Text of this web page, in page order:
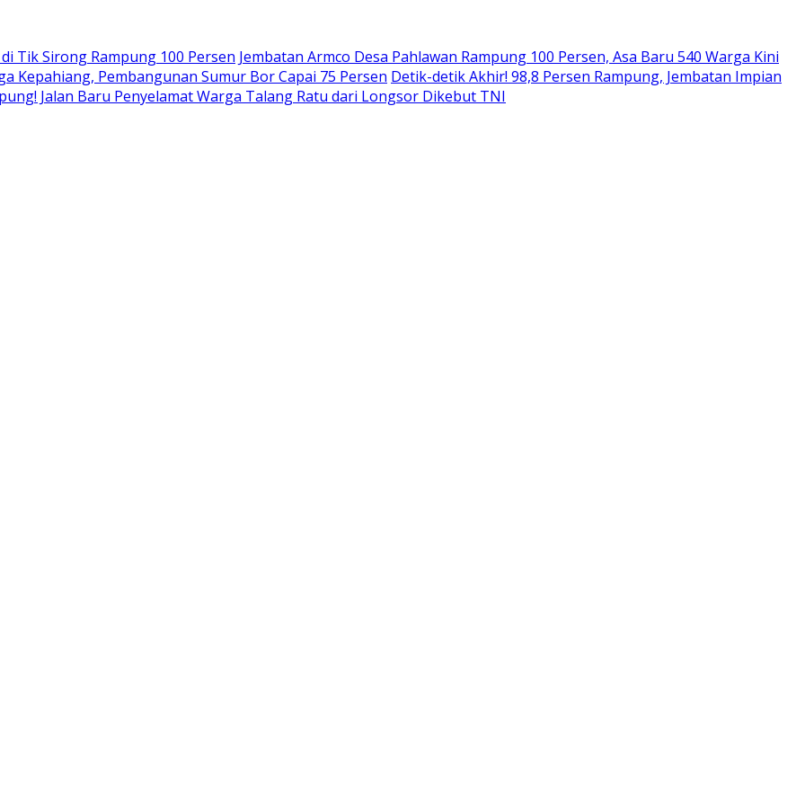
Tik Sirong Rampung 100 Persen Jembatan Armco Desa Pahlawan Rampung 100 Persen, Asa Baru 540 Warga Kini
Kepahiang, Pembangunan Sumur Bor Capai 75 Persen Detik-detik Akhir! 98,8 Persen Rampung, Jembatan Impian
Jalan Baru Penyelamat Warga Talang Ratu dari Longsor Dikebut TNI